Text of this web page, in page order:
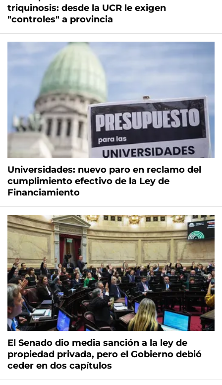
triquinosis: desde la UCR le exigen
"controles" a provincia
Universidades: nuevo paro en reclamo del
cumplimiento efectivo de la Ley de
Financiamiento
El Senado dio media sanción a la ley de
propiedad privada, pero el Gobierno debió
ceder en dos capítulos